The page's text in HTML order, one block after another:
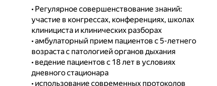
• Регулярное совершенствование знаний:
участие в конгрессах, конференциях, школах
клинициста и клинических разборах
• амбулаторный прием пациентов с 5-летнего
возраста с патологией органов дыхания
• ведение пациентов с 18 лет в условиях
дневного стационара
• использование современных протоколов